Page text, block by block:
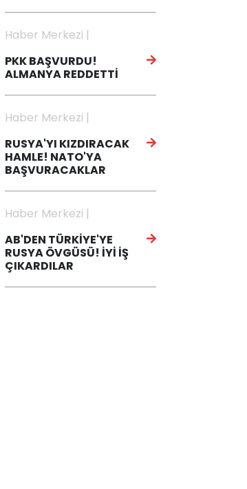
Haber Merkezi |
PKK BAŞVURDU!
ALMANYA REDDETTİ
Haber Merkezi |
RUSYA'YI KIZDIRACAK
HAMLE! NATO'YA
BAŞVURACAKLAR
Haber Merkezi |
AB'DEN TÜRKİYE'YE
RUSYA ÖVGÜSÜ! İYİ İŞ
ÇIKARDILAR